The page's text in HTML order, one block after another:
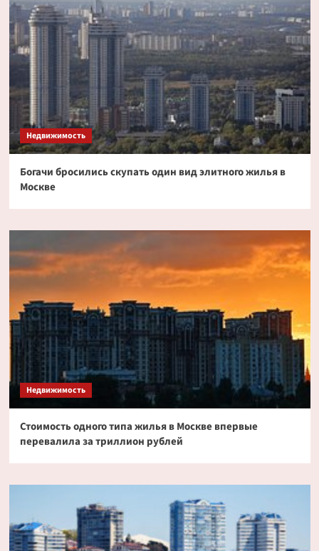
Недвижимость
Богачи бросились скупать один вид элитного жилья в
Москве
Недвижимость
Стоимость одного типа жилья в Москве впервые
перевалила за триллион рублей